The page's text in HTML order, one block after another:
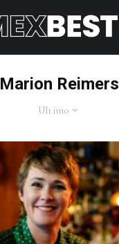
Marion Reimers
Último